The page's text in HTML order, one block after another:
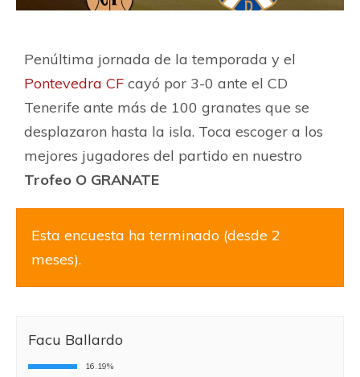
Penúltima jornada de la temporada y el
Pontevedra CF cayó por 3-0 ante el CD
Tenerife ante más de 100 granates que se
desplazaron hasta la isla. Toca escoger a los
mejores jugadores del partido en nuestro
Trofeo O GRANATE
Esta encuesta ha terminado (desde 2
meses).
Facu Ballardo
16.19%